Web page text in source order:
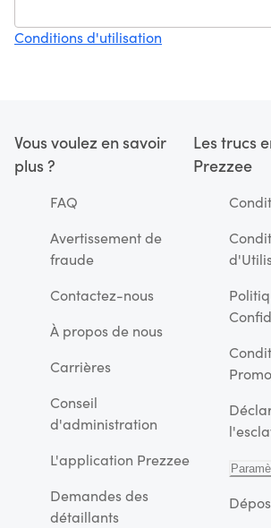
Conditions d'utilisation
Vous voulez en savoir
plus ?
FAQ
Avertissement de
fraude
Contactez-nous
À propos de nous
Carrières
Conseil
d'administration
L'application Prezzee
Demandes des
détaillants
Les trucs
Prezzee